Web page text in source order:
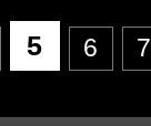
5 6 7